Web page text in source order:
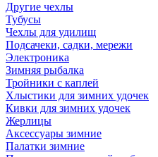
Другие чехлы
Тубусы
Чехлы для удилищ
Подсачеки, садки, мережи
Электроника
Зимняя рыбалка
Тройники с каплей
Хлыстики для зимних удочек
Кивки для зимних удочек
Жерлицы
Аксессуары зимние
Палатки зимние